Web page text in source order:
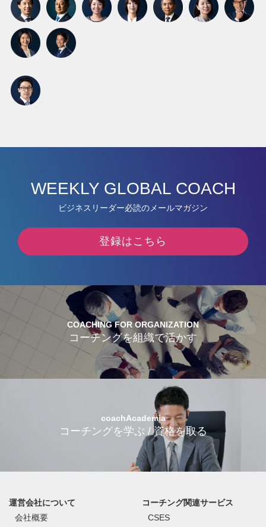
WEEKLY GLOBAL COACH
ビジネスリーダー必読のメールマガジン
登録はこちら
COACHING FOR ORGANIZATION
コーチングを組織で活かす
coachAcademia
コーチングを学ぶ / 資格を取る
運営会社について
会社概要
コーチング関連サービス
CSES